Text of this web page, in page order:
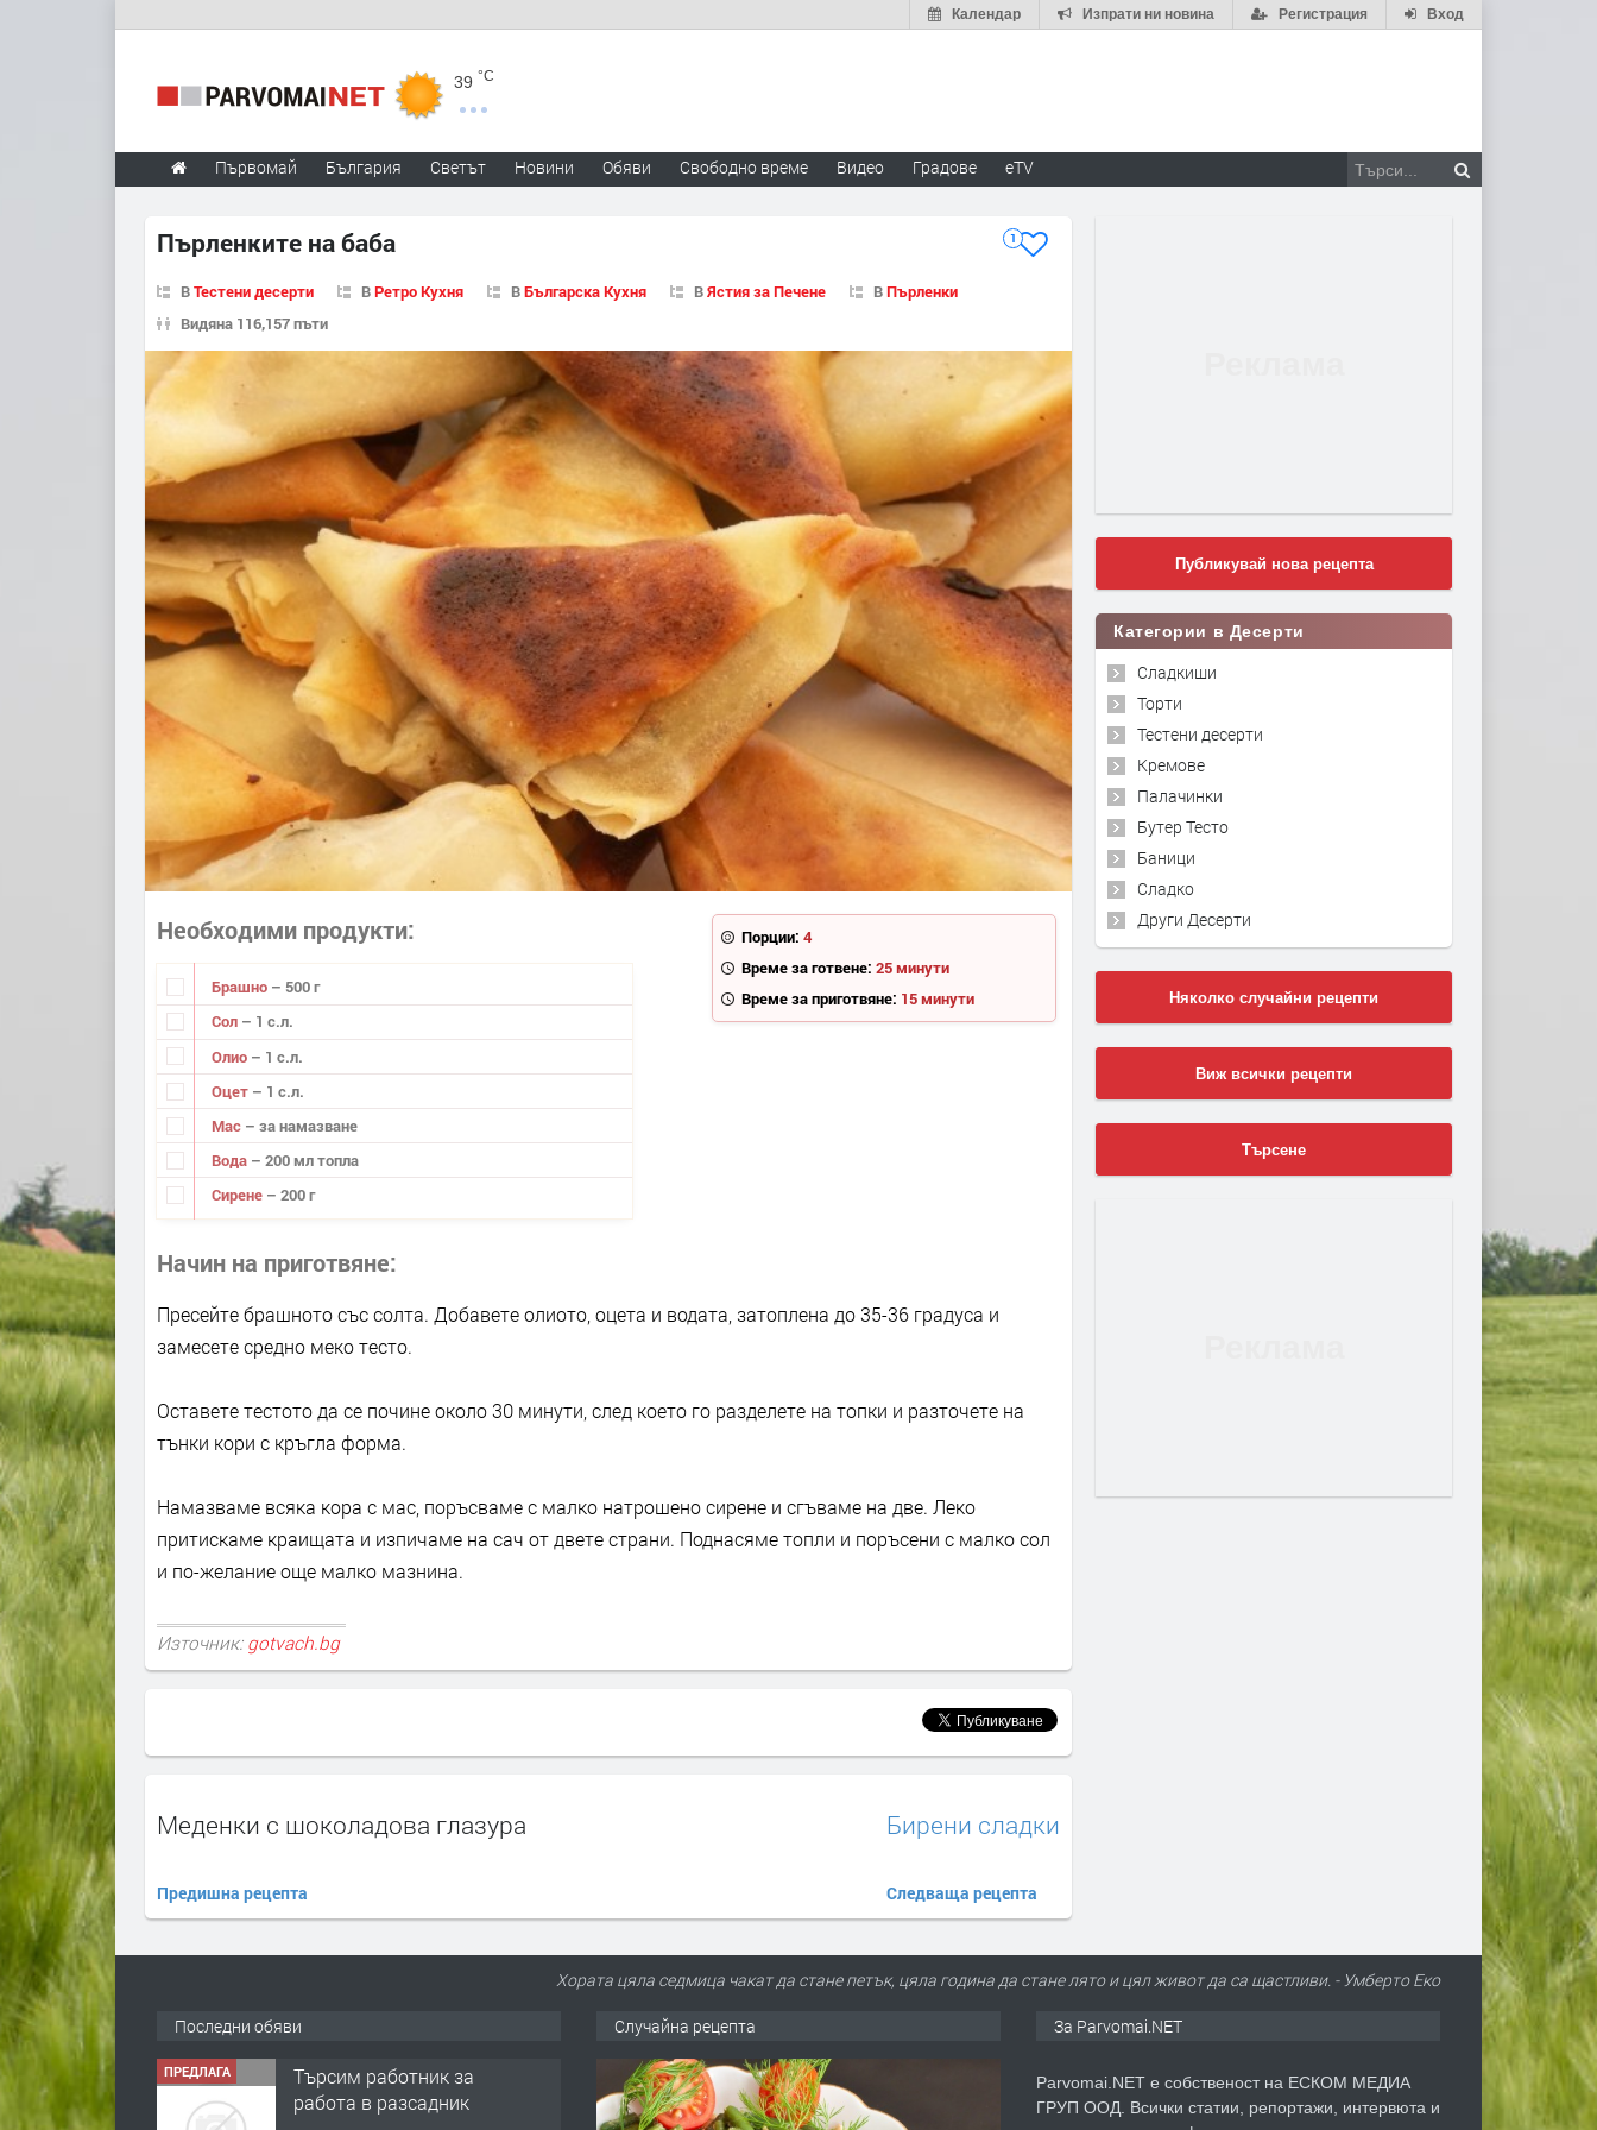
Вход
Регистрация
Изпрати ни новина
Календар
39 °C
Първомай България Светът Новини Обяви Свободно време Видео Градове eTV
Пърленките на баба 1
ВТестени десерти ВРетро Кухня ВБългарска Кухня ВЯстия за Печене ВПърленки
Видяна 116,157 пъти
Порции: 4
Време за готвене: 25 минути
Време за приготвяне: 15 минути
Необходими продукти
Брашно – 500 г
Сол – 1 с.л.
Олио – 1 с.л.
Оцет – 1 с.л.
Мас – за намазване
Вода – 200 мл топла
Сирене – 200 г
Начин на приготвяне
Пресейте брашното със солта. Добавете олиото, оцета и водата, затоплена до 35-36 градуса и
замесете средно меко тесто.
Оставете тестото да се почине около 30 минути, след което го разделете на топки и разточете на
тънки кори с кръгла форма.
Намазваме всяка кора с мас, поръсваме с малко натрошено сирене и сгъваме на две. Леко
притискаме краищата и изпичаме на сач от двете страни. Поднасяме топли и поръсени с малко сол
и по-желание още малко мазнина.
Източник: gotvach.bg
Меденки с шоколадова глазура
Предишна рецепта
Бирени сладки
Следваща рецепта
Публикувай нова рецепта
Категории в Десерти
Сладкиши
Торти
Тестени десерти
Кремове
Палачинки
Бутер Тесто
Баници
Сладко
Други Десерти
Няколко случайни рецепти
Виж всички рецепти
Търсене
Хората цяла седмица чакат да стане петък, цяла година да стане лято и цял живот да са щастливи. - Умберто Еко
Последни обяви
ПРЕДЛАГА
Търсим работник за
работа в разсадник
Случайна рецепта За Parvomai.NET
Parvomai.NET е собственост на ЕСКОМ МЕДИА
ГРУП ООД. Всички статии, репортажи, интервюта и